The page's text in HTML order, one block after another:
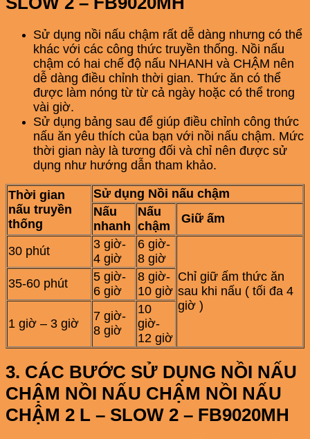
Sử dụng nồi nấu chậm rất dễ dàng nhưng có thể
khác với các công thức truyền thống. Nồi nấu
chậm có hai chế độ nấu NHANH và CHẬM nên
dễ dàng điều chỉnh thời gian. Thức ăn có thể
được làm nóng từ từ cả ngày hoặc có thể trong
vài giờ.
Sử dụng bảng sau để giúp điều chỉnh công thức
nấu ăn yêu thích của bạn với nồi nấu chậm. Mức
thời gian này là tương đối và chỉ nên được sử
dụng như hướng dẫn tham khảo.
Thời gian
nấu truyền
thống
Sử dụng Nồi nấu chậm
Nấu
nhanh
Nấu
chậm
Giữ ấm
30 phút
3 giờ-
4 giờ
6 giờ-
8 giờ
Chỉ giữ ấm thức ăn
sau khi nấu ( tối đa 4
giờ )
35-60 phút
5 giờ-
6 giờ
8 giờ-
10 giờ
1 giờ – 3 giờ
7 giờ-
8 giờ
10
giờ-
12 giờ
3. CÁC BƯỚC SỬ DỤNG NỒI NẤU
CHẬM NỒI NẤU CHẬM NỒI NẤU
CHẬM 2 L – SLOW 2 – FB9020MH